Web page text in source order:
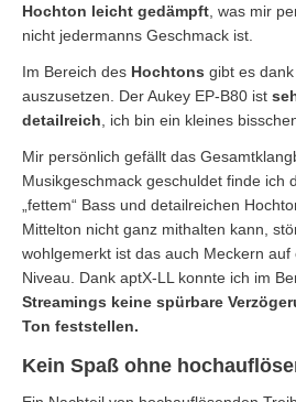
Hochton leicht gedämpft , was mir
nicht jedermanns Geschmack ist.
Im Bereich des Hochtons gibt es
auszusetzen. Der Aukey EP-B80 ist
detailreich , ich bin ein kleines
Mir persönlich gefällt das
Musikgeschmack geschuldet finde ich
„fettem“ Bass und detailreichen
Mittelton nicht ganz mithalten kann,
wohlgemerkt ist das auch Meckern auf
Niveau. Dank aptX-LL konnte ich im
Streamings keine spürbare
Ton feststellen.
Kein Spaß ohne